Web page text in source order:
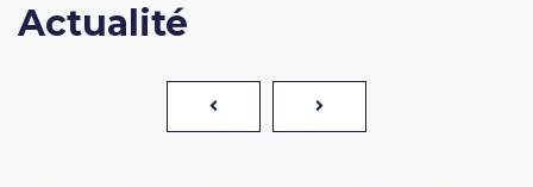
Actualité